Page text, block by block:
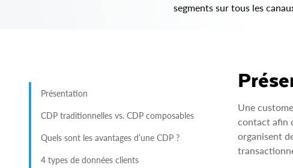
segments sur tous les
Présentation
CDP traditionnelles vs. CDP composables
Quels sont les avantages d’une CDP ?
4 types de données clients
Une
contact afin
organisent